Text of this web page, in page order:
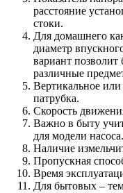
расстояние
стоки.
Для домашнего
диаметр
вариант позволит
различные
Вертикальное
патрубка.
Скорость
Важно в быту
для модели насоса.
Наличие
Пропускная
Время
Для бытовых –